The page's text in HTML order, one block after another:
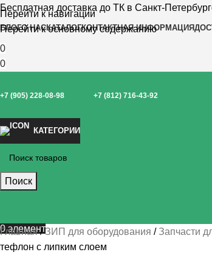
Перейти к навигации
Перейти к основному содержанию
Бесплатная доставка до ТК в Санкт-
БЛОГО НАСКАТАЛОГКОНТАКТНАЯ ИНФОРМАЦИЯ
0
0
+7 (905) 228-08-98 +7 (812) 716-43-92
КАТЕГОРИИ
Поиск
0элемент
Главная ЗИП для оборудования Запчасти
тефлон с липким слоем